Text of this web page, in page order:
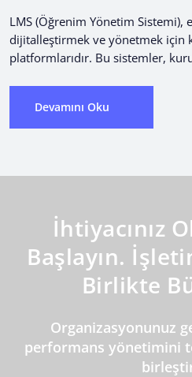
LMS (Öğrenim Yönetim
dijitalleştirmek ve yönetmek için
platformlarıdır. Bu sistemler,
Devamını Oku
İhtiyacınız
Başlayın.
Birlikte
Organizasyonunuz
performans yönetimini